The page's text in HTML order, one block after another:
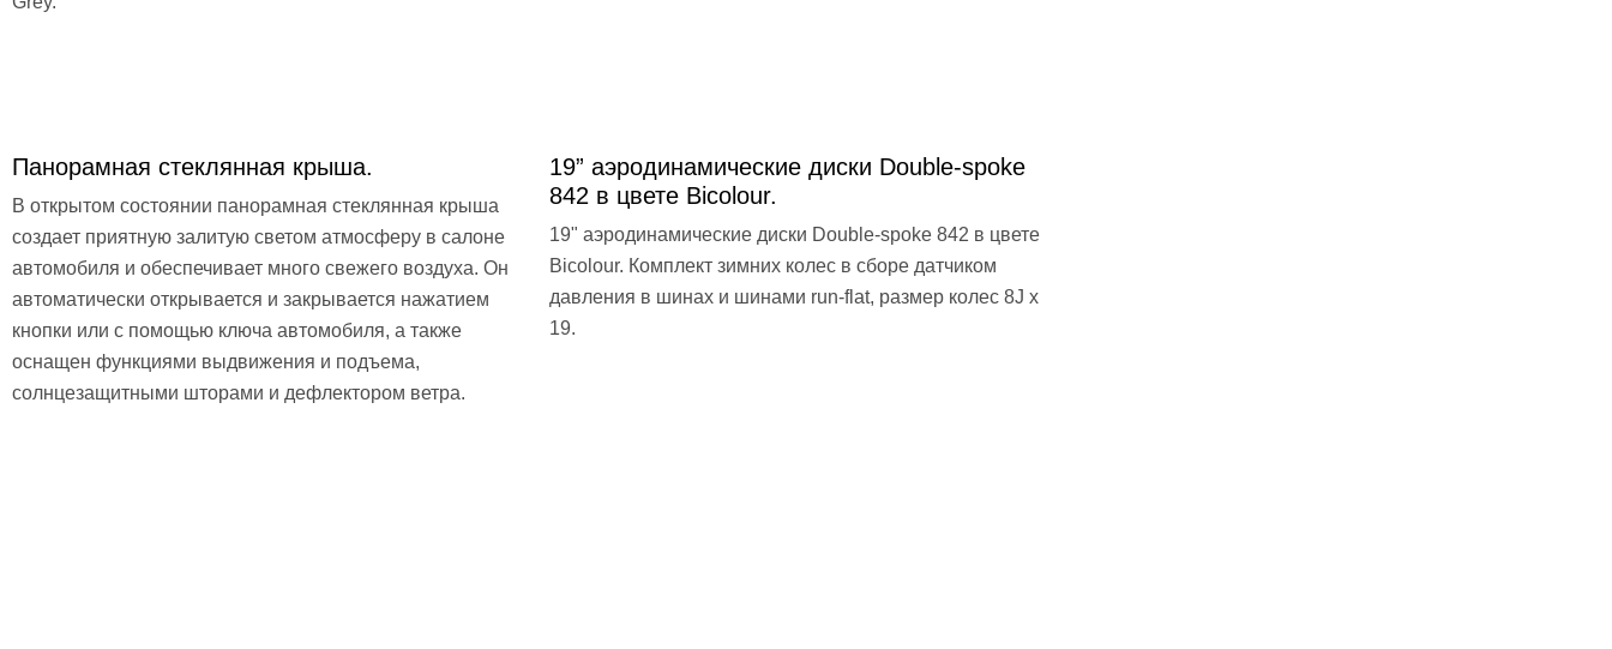
Панорамная стеклянная крыша.
В открытом состоянии панорамная стеклянная крыша
создает приятную залитую светом атмосферу в салоне
автомобиля и обеспечивает много свежего воздуха. Он
автоматически открывается и закрывается нажатием
кнопки или с помощью ключа автомобиля, а также
оснащен функциями выдвижения и подъема,
солнцезащитными шторами и дефлектором ветра.
19” аэродинамические диски Double-spoke
842 в цвете Bicolour.
19" аэродинамические диски Double-spoke 842 в цвете
Bicolour. Комплект зимних колес в сборе датчиком
давления в шинах и шинами run-flat, размер колес 8J x
19.